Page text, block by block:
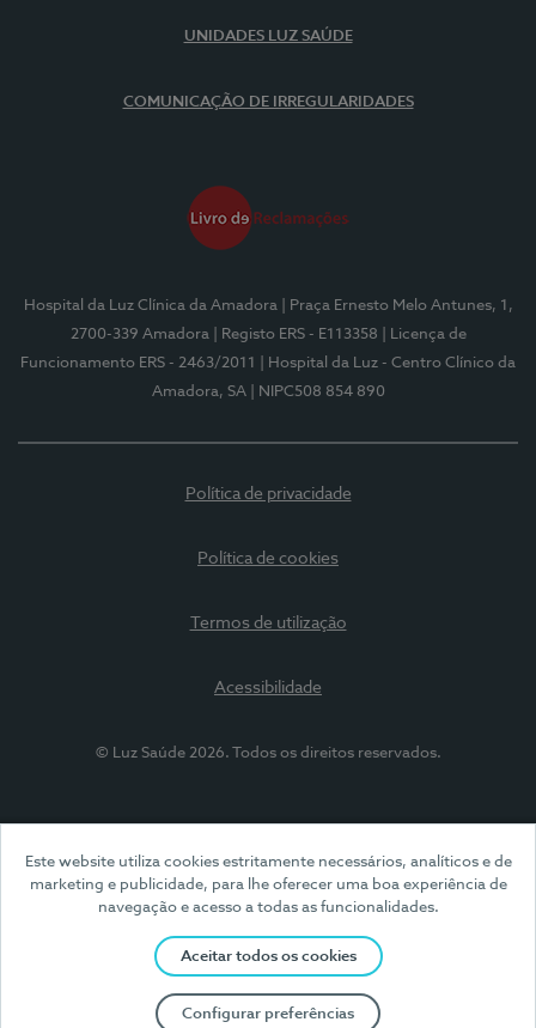
Este website utiliza cookies estritamente necessários, analíticos e de
marketing e publicidade, para lhe oferecer uma boa experiência de
navegação e acesso a todas as funcionalidades.
Aceitar todos os cookies
Configurar preferências
UNIDADES LUZ SAÚDE
COMUNICAÇÃO DE IRREGULARIDADES
Hospital da Luz Clínica da Amadora
| Praça Ernesto Melo Antunes, 1,
2700-339 Amadora
| Registo ERS - E113358
| Licença de
Funcionamento ERS - 2463/2011
| Hospital da Luz - Centro Clínico da
Amadora, SA
| NIPC508 854 890
Política de privacidade
Política de cookies
Termos de utilização
Acessibilidade
© Luz Saúde 2026. Todos os direitos reservados.